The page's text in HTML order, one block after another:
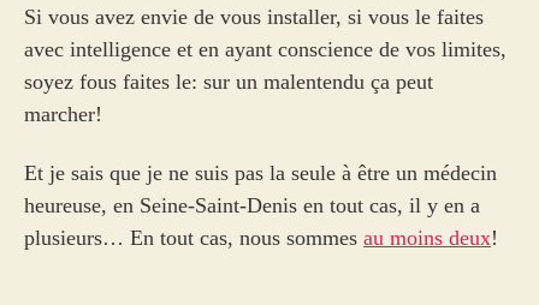
Si vous avez envie de vous installer, si vous le faites
avec intelligence et en ayant conscience de vos limites,
soyez fous faites le: sur un malentendu ça peut
marcher!
Et je sais que je ne suis pas la seule à être un médecin
heureuse, en Seine-Saint-Denis en tout cas, il y en a
plusieurs… En tout cas, nous sommes au moins deux!